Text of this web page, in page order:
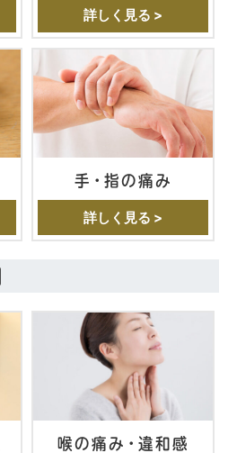
詳しく見る >
手・指の痛み
詳しく見る >
喉の痛み・違和感